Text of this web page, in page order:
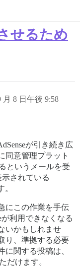
せるため
月 8 日午後 9:58
が引き続き広
同意管理プラット
というメールを受
されている
にこの作業を手伝
が利用できなくなる
いかもしれませ
り、準拠する必要
関する投稿は、
だけます。